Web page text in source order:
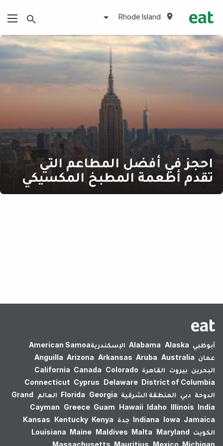
Rhode Island
احجز في أفضل المطاعم التي
تقدم أطعمة المطبخ المكسيكي
أبوظبي Alabama Alaska الإسكندرية‎American Samoa
عمان
Anguilla Arizona Arkansas Aruba Australia
البحرين بيروت القاهرة California Canada Colorado
Connecticut Cyprus Delaware District of Columbia
الدوحة دبي المنطقة الشرقية Florida Georgia العالم
Grand
Cayman Greece Guam Hawaii Idaho Illinois India
Indiana Iowa Jamaica جدة Kansas Kentucky Kenya
الكويت
Louisiana Maine Maldives Malta Maryland